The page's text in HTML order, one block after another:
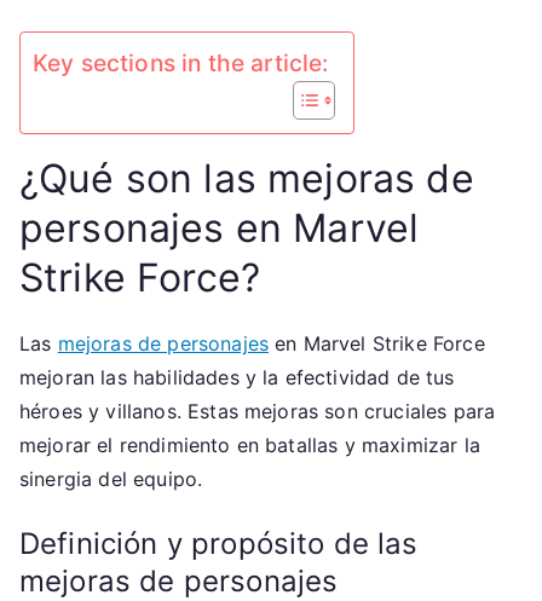
Key sections in the article:
¿Qué son las mejoras de
personajes en Marvel
Strike Force?
Las mejoras de personajes en Marvel Strike Force
mejoran las habilidades y la efectividad de tus
héroes y villanos. Estas mejoras son cruciales para
mejorar el rendimiento en batallas y maximizar la
sinergia del equipo.
Definición y propósito de las
mejoras de personajes